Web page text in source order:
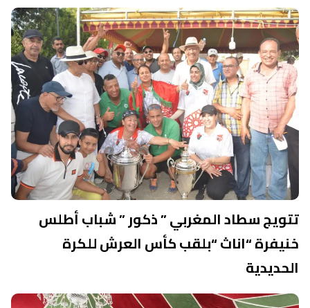
تتويج سطاد المغربي ” ذكور ” شباب أطلس
خنيفرة “اناث “بلقب كأس العرش للكرة
الحديدية